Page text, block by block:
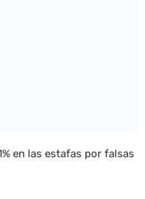
en las estafas por falsas